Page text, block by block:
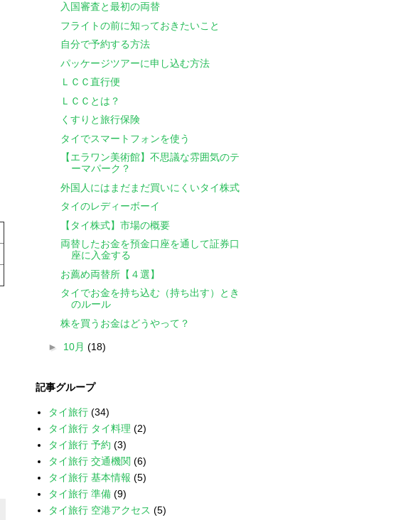
入国審査と最初の両替
フライトの前に知っておきたいこと
自分で予約する方法
パッケージツアーに申し込む方法
ＬＣＣ直行便
ＬＣＣとは？
くすりと旅行保険
タイでスマートフォンを使う
【エラワン美術館】不思議な雰囲気のテ
ーマパーク？
外国人にはまだまだ買いにくいタイ株式
タイのレディーボーイ
【タイ株式】市場の概要
両替したお金を預金口座を通して証券口
座に入金する
お薦め両替所【４選】
タイでお金を持ち込む（持ち出す）とき
のルール
株を買うお金はどうやって？
► 10月 (18)
記事グループ
タイ旅行 (34)
タイ旅行 タイ料理 (2)
タイ旅行 予約 (3)
タイ旅行 交通機関 (6)
タイ旅行 基本情報 (5)
タイ旅行 準備 (9)
タイ旅行 空港アクセス (5)